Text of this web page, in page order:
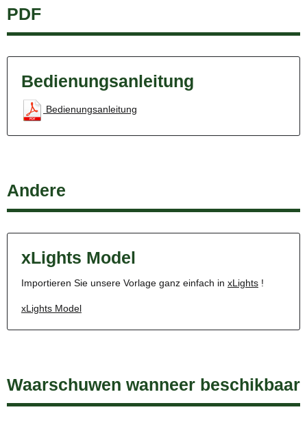
PDF
Bedienungsanleitung
Bedienungsanleitung
Andere
xLights Model
Importieren Sie unsere Vorlage ganz einfach in xLights !
xLights Model
Waarschuwen wanneer beschikbaar